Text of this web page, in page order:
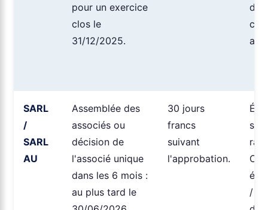
pour un exercice
clos le
31/12/2025.
des
SARL
/
SARL
AU
Assemblée des
associés ou
décision de
l'associé unique
dans les 6 mois :
au plus tard le
30 jours
francs
suivant
l'approbation.
/